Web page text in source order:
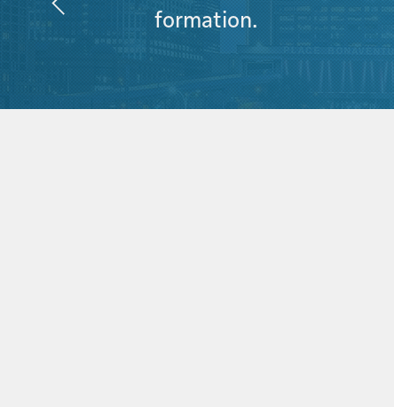
formation.